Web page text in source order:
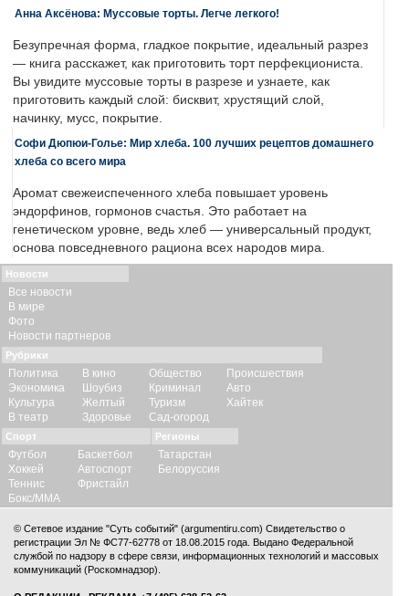
Анна Аксёнова: Муссовые торты. Легче легкого!
Безупречная форма, гладкое покрытие, идеальный разрез
— книга расскажет, как приготовить торт перфекциониста.
Вы увидите муссовые торты в разрезе и узнаете, как
приготовить каждый слой: бисквит, хрустящий слой,
начинку, мусс, покрытие.
Софи Дюпюи-Голье: Мир хлеба. 100 лучших рецептов домашнего
хлеба со всего мира
Аромат свежеиспеченного хлеба повышает уровень
эндорфинов, гормонов счастья. Это работает на
генетическом уровне, ведь хлеб — универсальный продукт,
основа повседневного рациона всех народов мира.
Новости
Все новости
В мире
Фото
Новости партнеров
Рубрики
Политика
Экономика
Культура
В театр
В кино
Шоубиз
Желтый
Здоровье
Общество
Криминал
Туризм
Сад-огород
Происшествия
Авто
Хайтек
Спорт
Футбол
Хоккей
Теннис
Бокс/ММА
Баскетбол
Автоспорт
Фристайл
Регионы
Татарстан
Белоруссия
© Сетевое издание "Суть событий" (argumentiru.com) Свидетельство о
регистрации Эл № ФС77-62778 от 18.08.2015 года. Выдано Федеральной
службой по надзору в сфере связи, информационных технологий и массовых
коммуникаций (Роскомнадзор).